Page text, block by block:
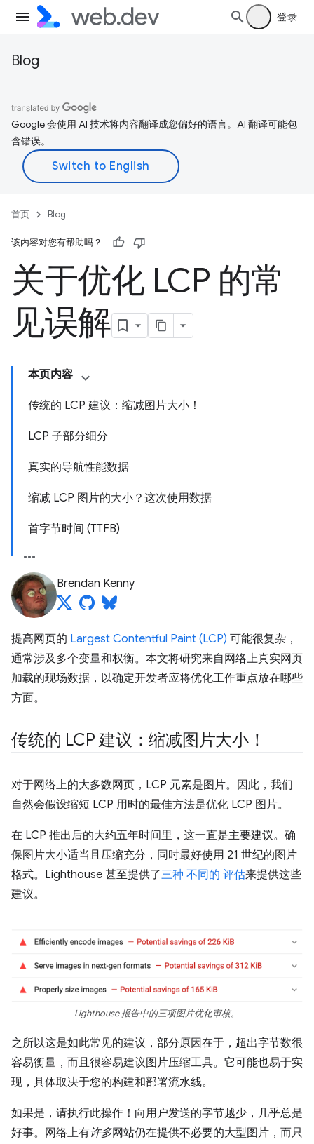
登录
Blog
Google 会使用 AI 技术将内容翻译成您偏好的语言。AI 翻译可能包
含错误。
首页 Blog
该内容对您有帮助吗？
关于优化 LCP 的常
见误解
本页内容
传统的 LCP 建议：缩减图片大小！
LCP 子部分细分
真实的导航性能数据
缩减 LCP 图片的大小？这次使用数据
首字节时间 (TTFB)
Brendan Kenny
提高网页的 Largest Contentful Paint (LCP) 可能很复杂，
通常涉及多个变量和权衡。本文将研究来自网络上真实网页
加载的现场数据，以确定开发者应将优化工作重点放在哪些
方面。
传统的 LCP 建议：缩减图片大小！
对于网络上的大多数网页，LCP 元素是图片。因此，我们
自然会假设缩短 LCP 用时的最佳方法是优化 LCP 图片。
在 LCP 推出后的大约五年时间里，这一直是主要建议。确
保图片大小适当且压缩充分，同时最好使用 21 世纪的图片
格式。Lighthouse 甚至提供了三种 不同的 评估来提供这些
建议。
Lighthouse 报告中的三项图片优化审核。
之所以这是如此常见的建议，部分原因在于，超出字节数很
容易衡量，而且很容易建议图片压缩工具。它可能也易于实
现，具体取决于您的构建和部署流水线。
如果是，请执行此操作！向用户发送的字节越少，几乎总是
好事。网络上有许多网站仍在提供不必要的大型图片，而只